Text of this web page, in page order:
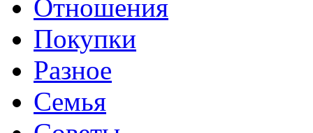
Отношения
Покупки
Разное
Семья